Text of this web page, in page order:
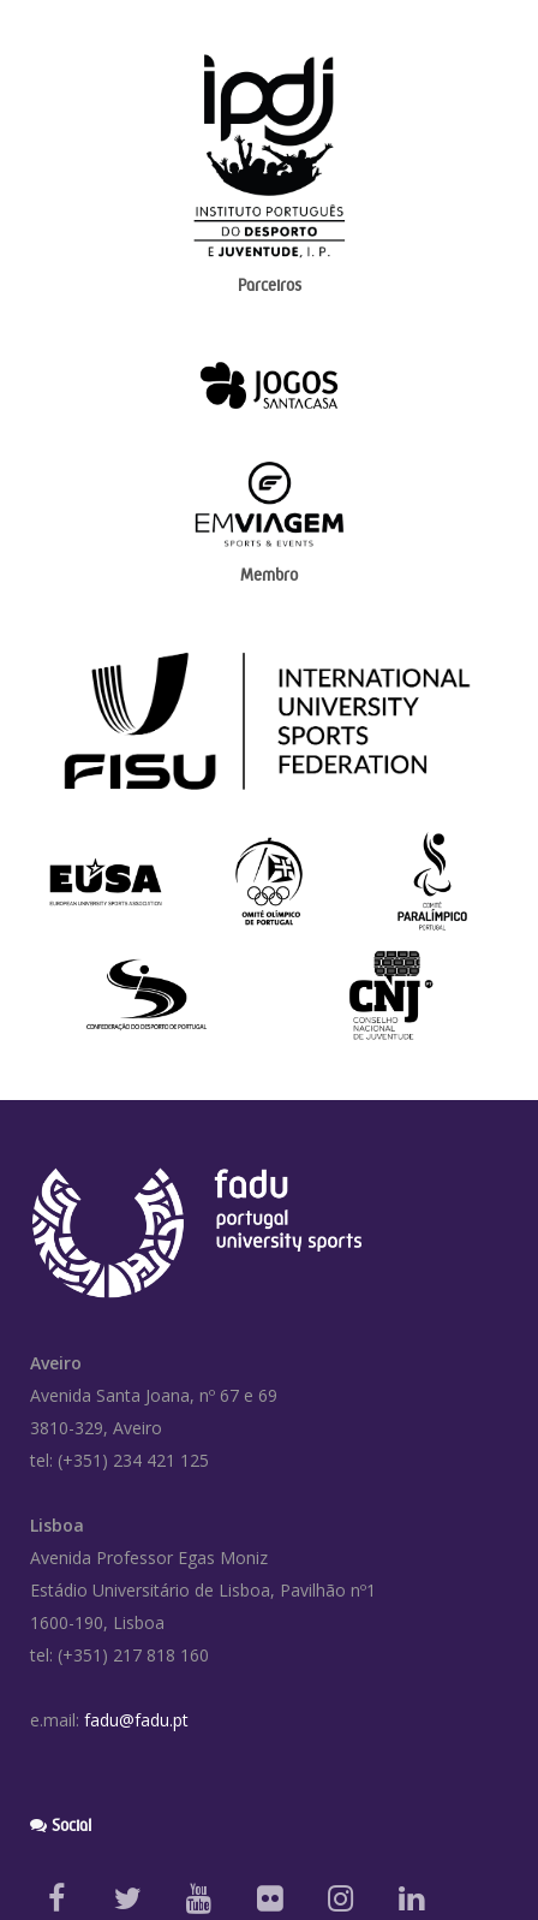
Parceiros
Membro
Aveiro
Avenida Santa Joana, nº 67 e 69
3810-329, Aveiro
tel: (+351) 234 421 125
Lisboa
Avenida Professor Egas Moniz
Estádio Universitário de Lisboa, Pavilhão nº1
1600-190, Lisboa
tel: (+351) 217 818 160
e.mail: fadu@fadu.pt
Social